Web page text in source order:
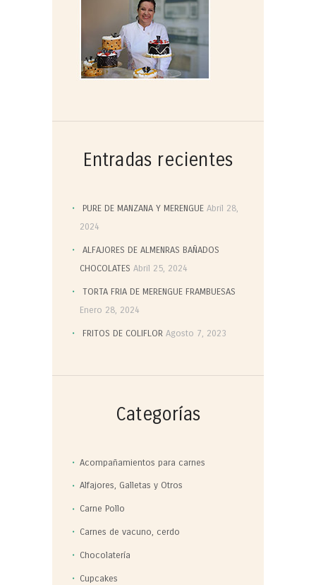
Entradas recientes
PURE DE MANZANA Y MERENGUE Abril 28,
2024
ALFAJORES DE ALMENRAS BAÑADOS
CHOCOLATES Abril 25, 2024
TORTA FRIA DE MERENGUE FRAMBUESAS
Enero 28, 2024
FRITOS DE COLIFLOR Agosto 7, 2023
Categorías
Acompañamientos para carnes
Alfajores, Galletas y Otros
Carne Pollo
Carnes de vacuno, cerdo
Chocolatería
Cupcakes